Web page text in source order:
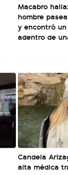
Macabro
hombre
y encontró
adentro de
Candela
alta médica